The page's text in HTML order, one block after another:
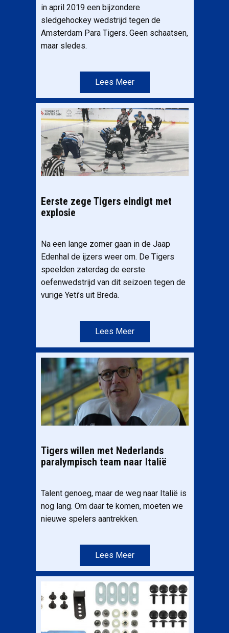
in april 2019 een bijzondere
sledgehockey wedstrijd tegen de
Amsterdam Para Tigers. Geen schaatsen,
maar sledes.
Lees Meer
Eerste zege Tigers eindigt met
explosie
Na een lange zomer gaan in de Jaap
Edenhal de ijzers weer om. De Tigers
speelden zaterdag de eerste
oefenwedstrijd van dit seizoen tegen de
vurige Yeti’s uit Breda.
Lees Meer
Tigers willen met Nederlands
paralympisch team naar Italië
Talent genoeg, maar de weg naar Italië is
nog lang. Om daar te komen, moeten we
nieuwe spelers aantrekken.
Lees Meer